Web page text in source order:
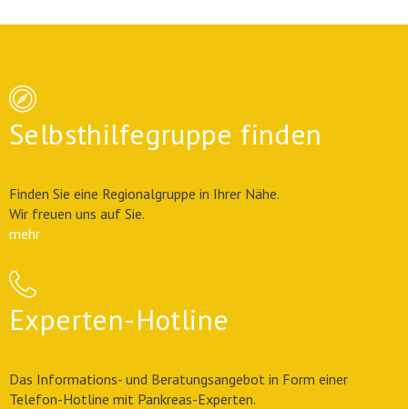
Selbsthilfegruppe finden
Finden Sie eine Regionalgruppe in Ihrer Nähe.
Wir freuen uns auf Sie.
mehr
Experten-Hotline
Das Informations- und Beratungsangebot in Form einer
Telefon-Hotline mit Pankreas-Experten.